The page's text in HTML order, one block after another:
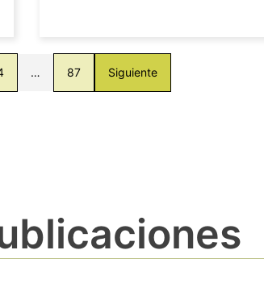
… 87 Siguiente